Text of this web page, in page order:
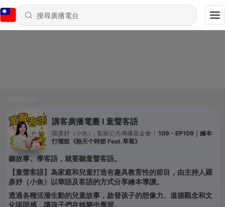
講客廣播電臺 I 童聲客語
羅彥妤（小魚）, 客家公共傳播基金會
109 - EP109｜繪本
打嘴鼓《熱天个時節 Feat.草莓》
聽故事、學客語，就要聽童聲客語。
【童聲客語】為家庭和兒童打造有趣具教育性的節目，由主持人羅
彥妤（小魚）以華語及客語的方式分享繪本導讀。
透過各種活潑生動的兒童故事，啟發孩子的想像力、道德觀念和文
化認同感，讓孩子們在娛樂中學習。